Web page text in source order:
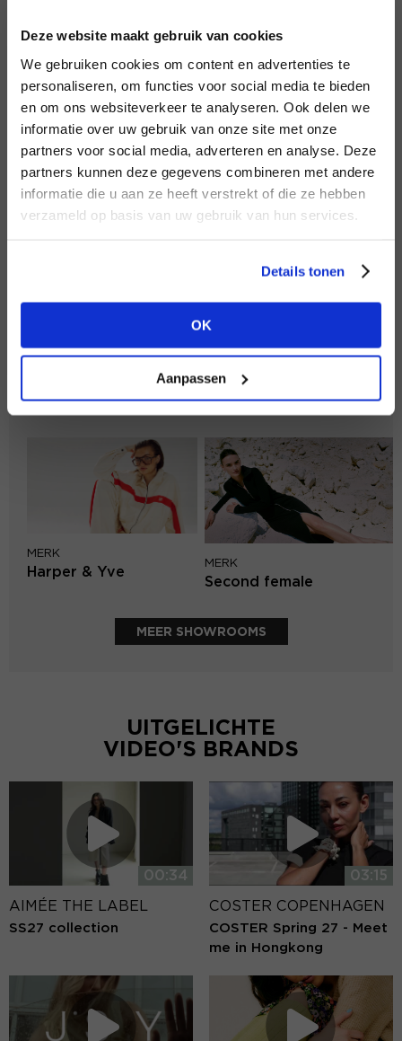
Deze website maakt gebruik van cookies
We gebruiken cookies om content en advertenties te
personaliseren, om functies voor social media te bieden
en om ons websiteverkeer te analyseren. Ook delen we
informatie over uw gebruik van onze site met onze
partners voor social media, adverteren en analyse. Deze
partners kunnen deze gegevens combineren met andere
informatie die u aan ze heeft verstrekt of die ze hebben
verzameld op basis van uw gebruik van hun services.
Details tonen
OK
Aanpassen
INLOGGEN
Wachtwoord
INLOGGEN
NOG GEEN ACCOUNT?
HEB JE NOG GEEN
ACCOUNT?
aan of bekijk de andere mogelijkheden.
BEKIJK ALLE OPTIES
MERK
Circle of Trust
Mos Mosh
MERK
MERK
Aimée the Label
MERK
Harper & Yve
MERK
Second female
MEER SHOWROOMS
UITGELICHTE
VIDEO'S BRANDS
00:34
AIMÉE THE LABEL
SS27 collection
03:15
COSTER COPENHAGEN
COSTER Spring 27 - Meet
me in Hongkong